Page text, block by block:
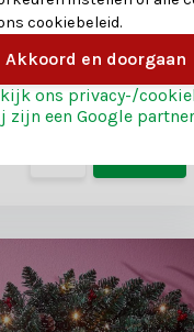
reviews
cookiebeleid.
Akkoord en doorgaan
ons privacy-/
zijn een Google partner